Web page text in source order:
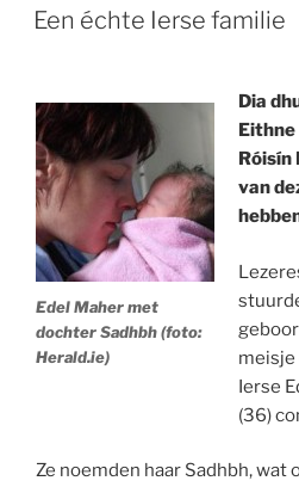
OP
Een échte Ierse familie
Edel Maher met
dochter Sadhbh (foto:
Herald.ie)
Dia
Eithne
Róisín
van
meisje
Ierse
(36)
Ze noemden haar Sadhbh, wat